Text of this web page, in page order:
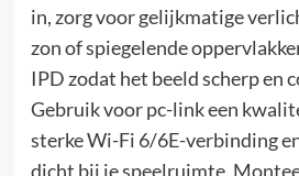
in, zorg voor gelijkmatige
zon of spiegelende
IPD zodat het beeld scherp en
Gebruik voor pc-link een
sterke Wi-Fi 6/6E-verbinding
dicht bij je speelruimte.